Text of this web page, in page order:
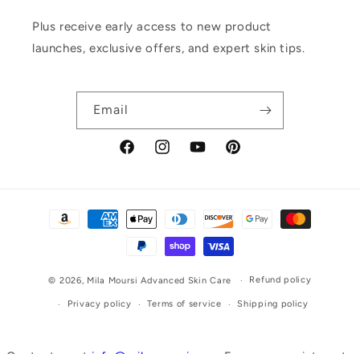
Plus receive early access to new product
launches, exclusive offers, and expert skin tips.
Email
FacebookInstagramYouTubePinterest
Payment
© 2026, Mila Moursi Advanced Skin Care Refund policy
Privacy policy Terms of service Shipping policy